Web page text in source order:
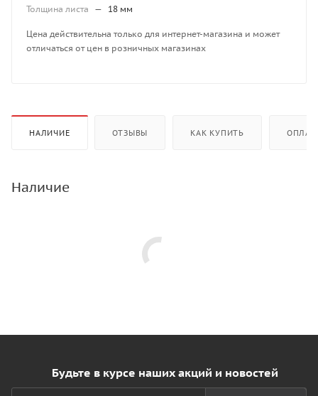
Толщина листа
— 18 мм
Цена действительна только для интернет-магазина и может
отличаться от цен в розничных магазинах
НАЛИЧИЕ ОТЗЫВЫ КАК КУПИТЬ
Наличие
Будьте в курсе наших акций и новостей